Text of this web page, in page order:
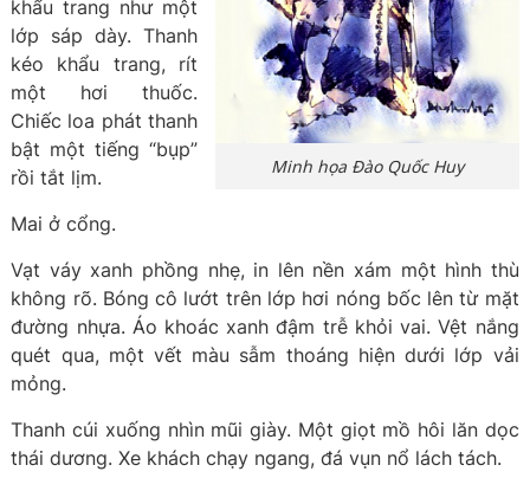
Minh họa Đào Quốc Huy
khẩu trang như một
lớp sáp dày. Thanh
kéo khẩu trang, rít
một hơi thuốc.
Chiếc loa phát thanh
bật một tiếng “bụp”
rồi tắt lịm.
Mai ở cổng.
Vạt váy xanh phồng nhẹ, in lên nền xám một hình thù
không rõ. Bóng cô lướt trên lớp hơi nóng bốc lên từ mặt
đường nhựa. Áo khoác xanh đậm trễ khỏi vai. Vệt nắng
quét qua, một vết màu sẫm thoáng hiện dưới lớp vải
mỏng.
Thanh cúi xuống nhìn mũi giày. Một giọt mồ hôi lăn dọc
thái dương. Xe khách chạy ngang, đá vụn nổ lách tách.